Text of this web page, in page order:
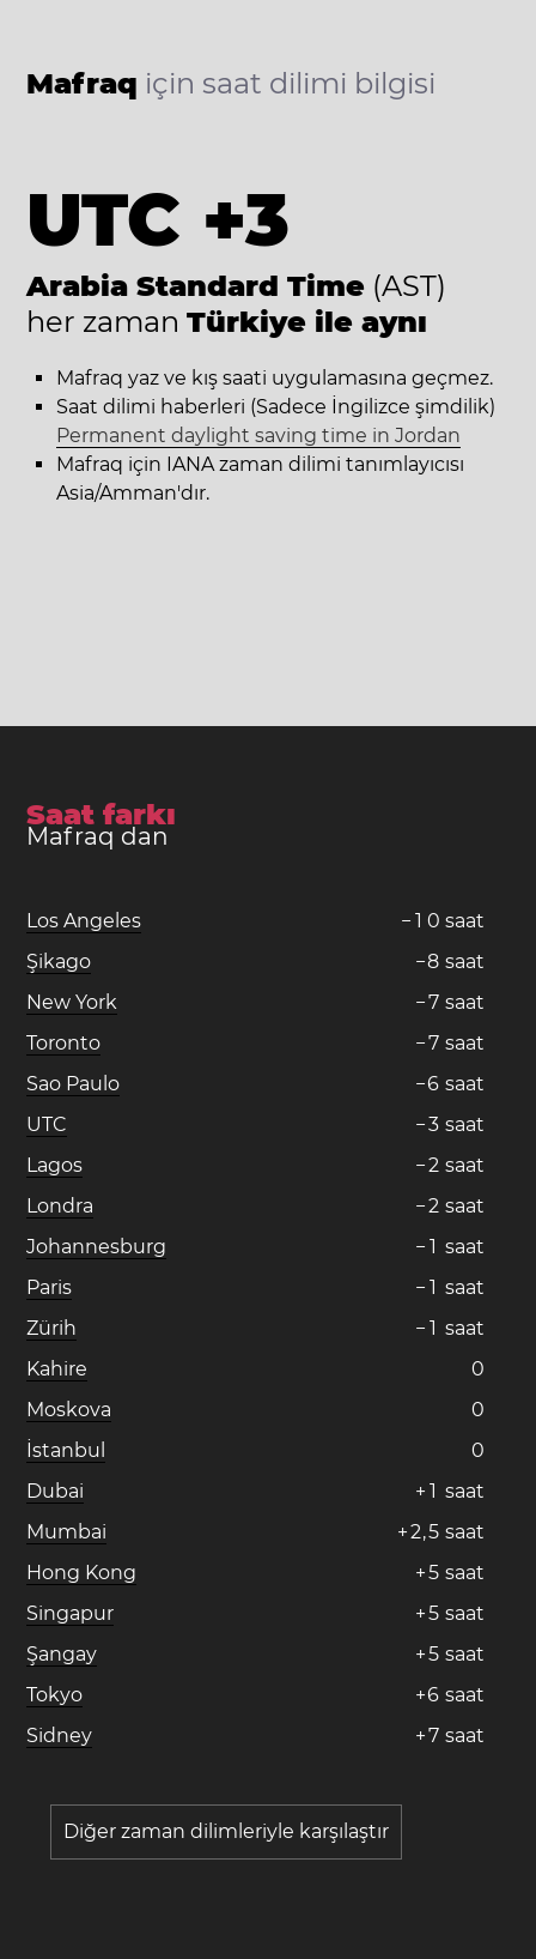
Mafraq için saat dilimi bilgisi
UTC +3
Arabia Standard Time (AST)
her zaman Türkiye ile aynı
Mafraq yaz ve kış saati uygulamasına geçmez.
Saat dilimi haberleri (Sadece İngilizce şimdilik)
Permanent daylight saving time in Jordan
Mafraq için IANA zaman dilimi tanımlayıcısı
Asia/Amman'dır.
Saat farkı
Mafraq dan
Los Angeles − 1 0 saat
Şikago
−8 saat
New York
−7 saat
Toronto
−7 saat
Sao Paulo
−6 saat
UTC
−3 saat
Lagos
−2 saat
Londra
−2 saat
Johannesburg
− 1 saat
Paris
− 1 saat
Zürih
− 1 saat
Kahire
0
Moskova
0
İstanbul
0
Dubai
+ 1 saat
Mumbai
+2,5 saat
Hong Kong
+5 saat
Singapur
+5 saat
Şangay
+5 saat
Tokyo
+6 saat
Sidney
+7 saat
Diğer zaman dilimleriyle karşılaştır